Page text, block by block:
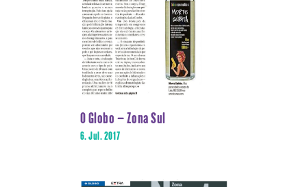
O Globo – Zona Sul
6. Jul. 2017